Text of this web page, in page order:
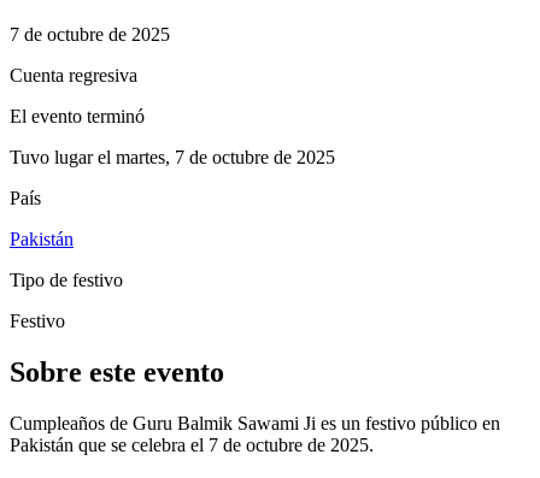
7 de octubre de 2025
Cuenta regresiva
El evento terminó
Tuvo lugar el martes, 7 de octubre de 2025
País
Pakistán
Tipo de festivo
Festivo
Sobre este evento
Cumpleaños de Guru Balmik Sawami Ji es un festivo público en
Pakistán que se celebra el 7 de octubre de 2025.